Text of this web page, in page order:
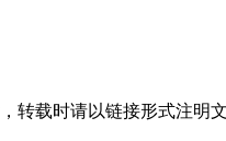
转载时请以链接形式注明文